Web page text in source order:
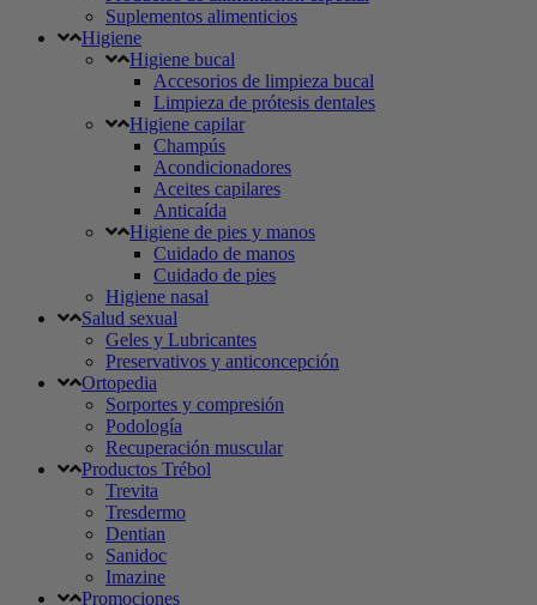
Suplementos alimenticios
Higiene
Higiene bucal
Accesorios de limpieza bucal
Limpieza de prótesis dentales
Higiene capilar
Champús
Acondicionadores
Aceites capilares
Anticaída
Higiene de pies y manos
Cuidado de manos
Cuidado de pies
Higiene nasal
Salud sexual
Geles y Lubricantes
Preservativos y anticoncepción
Ortopedia
Sorportes y compresión
Podología
Recuperación muscular
Productos Trébol
Trevita
Tresdermo
Dentian
Sanidoc
Imazine
Promociones